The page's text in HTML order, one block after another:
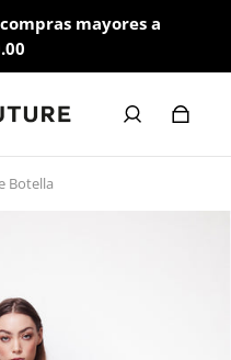
mayores a
Botella